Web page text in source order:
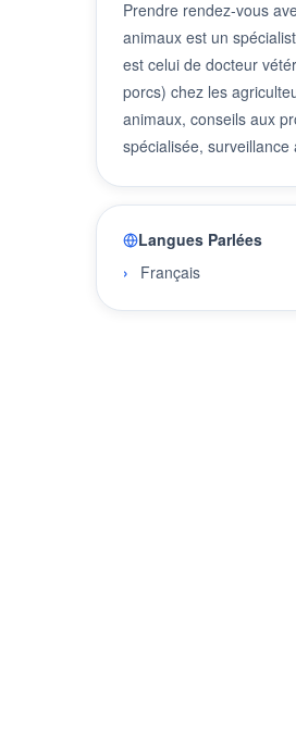
Prendre rendez-vous
animaux est un
est celui de docteur
porcs) chez les
animaux, conseils aux
spécialisée,
Langues Parlées
Français